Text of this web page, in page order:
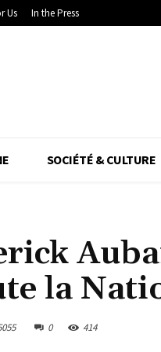
Us In the Press
SOCIÉTÉ & CULTURE
la
0 414